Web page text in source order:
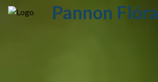
Pannon Flóra